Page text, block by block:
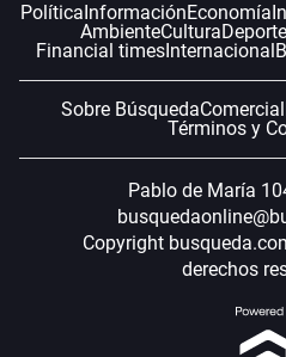
Política InformaciónEconomía
AmbienteCultura
Financial timesInternacional
Sobre BúsquedaComercial
Términos y
Pablo de María
Copyright
derechos